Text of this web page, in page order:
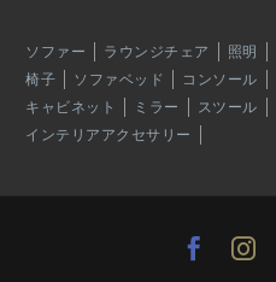
ソファー ラウンジチェア 照明
椅子
ソファベッド コンソール
キャビネット
ミラー スツール
インテリアアクセサリー